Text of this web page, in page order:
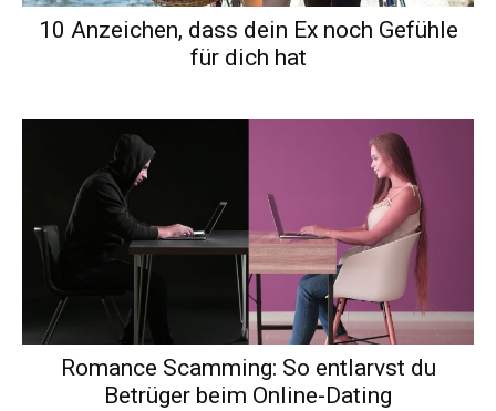
10 Anzeichen, dass dein Ex noch Gefühle
für dich hat
Romance Scamming: So entlarvst du
Betrüger beim Online-Dating